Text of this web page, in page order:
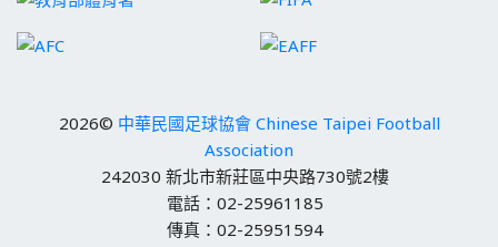
2026© 中華民國足球協會 Chinese Taipei Football
Association
242030 新北市新莊區中央路730號2樓
電話：02-25961185
傳真：02-25951594